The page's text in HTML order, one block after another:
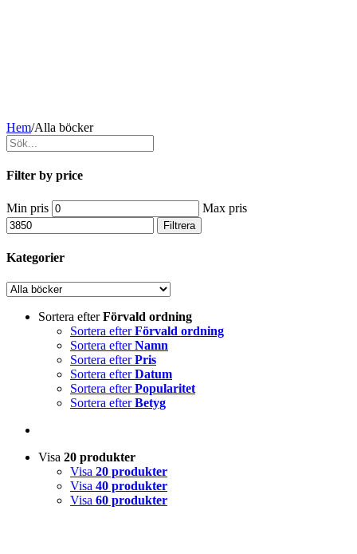
Hem/Alla böcker
Filter by price
Min pris Max pris
Filtrera
Kategorier
Sortera efterFörvald ordning
Sortera efterFörvald ordning
Sortera efterNamn
Sortera efterPris
Sortera efterDatum
Sortera efterPopularitet
Sortera efterBetyg
Visa 20 produkter
Visa 20 produkter
Visa 40 produkter
Visa 60 produkter